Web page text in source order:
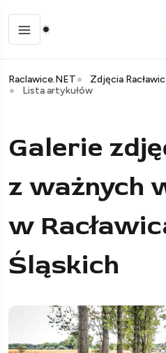
Raclawice.NET Zdjęcia Racławic
Lista artykułów
Galerie
z ważnych
w
Śląskich